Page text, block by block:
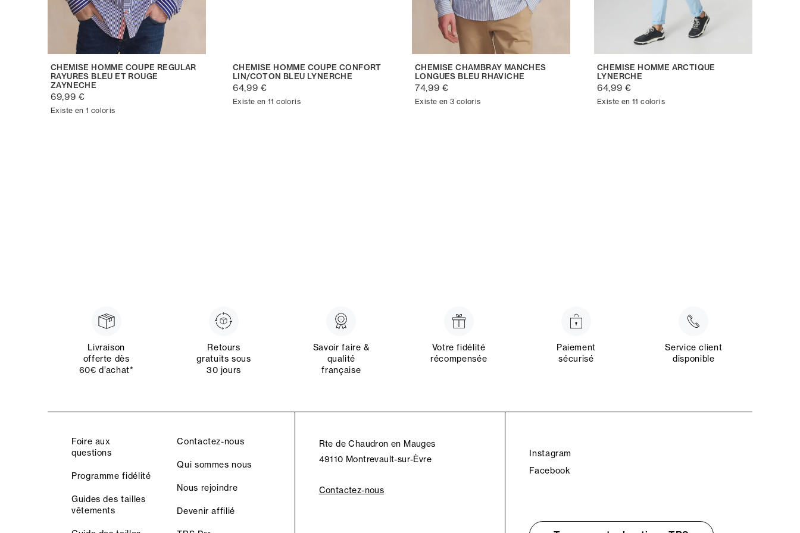
CHEMISE HOMME COUPE REGULAR
RAYURES BLEU ET ROUGE
ZAYNECHE
69,99 €
Existe en 1 coloris
CHEMISE HOMME COUPE CONFORT
LIN/COTON BLEU LYNERCHE
64,99 €
Existe en 11 coloris
CHEMISE CHAMBRAY MANCHES
LONGUES BLEU RHAVICHE
74,99 €
Existe en 3 coloris
CHEMISE HOMME ARCTIQUE
LYNERCHE
64,99 €
Existe en 11 coloris
Livraison
offerte dès
60€ d’achat*
Retours
gratuits sous
30 jours
Savoir faire &
qualité
française
Votre fidélité
récompensée
Paiement
sécurisé
Service client
disponible
Foire aux
questions
Programme fidélité
Guides des tailles
vêtements
Contactez-nous
Qui sommes nous
Nous rejoindre
Devenir affilié
Rte de Chaudron en Mauges
49110 Montrevault-sur-Èvre
Contactez-nous
Instagram
Facebook